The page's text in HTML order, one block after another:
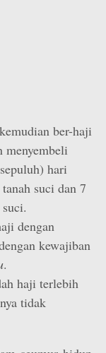
ber-haji
menyembeli
hari
suci dan 7
dengan
kewajiban
.
haji terlebih
tidak